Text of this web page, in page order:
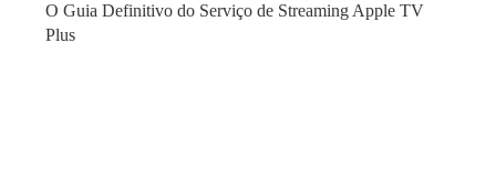
O Guia Definitivo do Serviço de Streaming Apple TV
Plus